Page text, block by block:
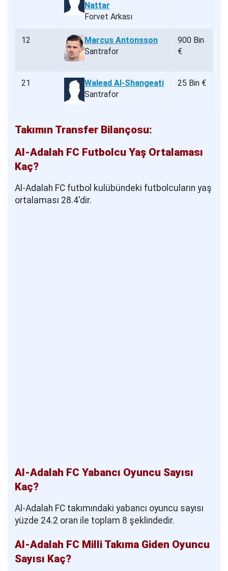
Nattar
Forvet Arkası
12
Marcus Antonsson
Santrafor
900 Bin
€
21
Walead Al-Shangeati
Santrafor
25 Bin €
Takımın Transfer Bilançosu:
Al-Adalah FC Futbolcu Yaş Ortalaması
Kaç?
Al-Adalah FC futbol kulübündeki futbolcuların yaş
ortalaması 28.4'dir.
Al-Adalah FC Yabancı Oyuncu Sayısı
Kaç?
Al-Adalah FC takımındaki yabancı oyuncu sayısı
yüzde 24.2 oran ile toplam 8 şeklindedir.
Al-Adalah FC Milli Takıma Giden Oyuncu
Sayısı Kaç?